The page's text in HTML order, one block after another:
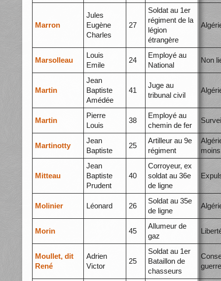
Marron
Jules
Eugène
Charles
27
Soldat au 1er
régiment de la
légion
étrangère
Marsolleau
Louis
Emile
24
Employé au
National
Non
Martin
Jean
Baptiste
Amédée
41
Juge au
tribunal civil
Martin
Pierre
Louis
38
Employé au
chemin de fer
Martinotty
Jean
Baptiste
25
Artilleur au 9e
régiment
moins
Mitteau
Jean
Baptiste
Prudent
40
Corroyeur, ex
soldat au 36e
de ligne
Molinier Léonard 26
Soldat au 35e
de ligne
Morin 45
Allumeur de
gaz
Moullet, dit
René
Adrien
Victor
25
Soldat au 1er
Bataillon de
chasseurs
guerre